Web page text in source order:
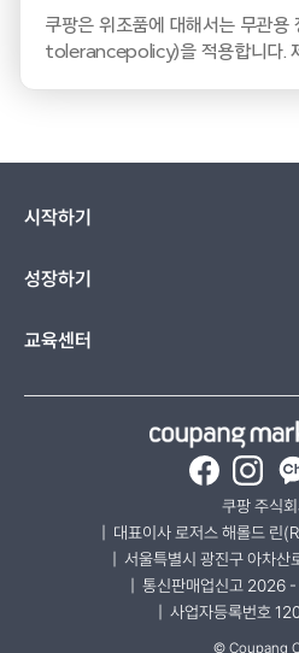
쿠팡은 위조품에 대해서는 무관용
tolerancepolicy)을 적용합니다.
시작하기
성장하기
교육센터
|  사업자등록번호
쿠팡 주식
|  대표이사 로저스 해롤드
|  서울특별시 광진구 아차
|  통신판매업신고
© Coupang